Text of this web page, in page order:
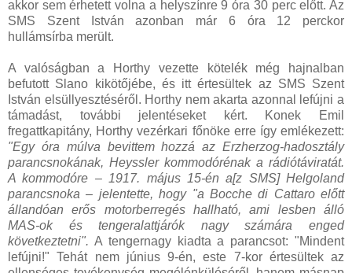
akkor sem érhetett volna a helyszínre 9 óra 30 perc előtt. Az
SMS Szent István azonban már 6 óra 12 perckor
hullámsírba merült.
A valóságban a Horthy vezette kötelék még hajnalban
befutott Slano kikötőjébe, és itt értesültek az SMS Szent
István elsüllyesztéséről. Horthy nem akarta azonnal lefújni a
támadást, további jelentéseket kért. Konek Emil
fregattkapitány, Horthy vezérkari főnöke erre így emlékezett:
"Egy óra múlva bevittem hozzá az Erzherzog-hadosztály
parancsnokának, Heyssler kommodórénak a rádiótáviratát.
A kommodóre – 1917. május 15-én a[z SMS] Helgoland
parancsnoka – jelentette, hogy "a Bocche di Cattaro előtt
állandóan erős motorberregés hallható, ami lesben álló
MAS-ok és tengeralattjárók nagy számára enged
következtetni". A tengernagy kiadta a parancsot: "Mindent
lefújni!" Tehát nem június 9-én, este 7-kor értesültek az